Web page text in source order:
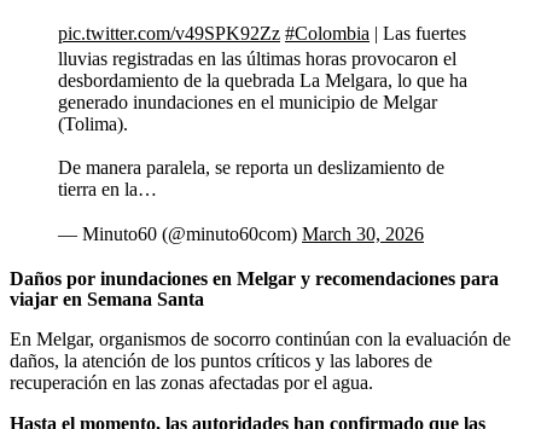
pic.twitter.com/v49SPK92Zz #Colombia | Las fuertes
lluvias registradas en las últimas horas provocaron el
desbordamiento de la quebrada La Melgara, lo que ha
generado inundaciones en el municipio de Melgar
(Tolima).
De manera paralela, se reporta un deslizamiento de
tierra en la…
— Minuto60 (@minuto60com) March 30, 2026
Daños por inundaciones en Melgar y recomendaciones para
viajar en Semana Santa
En Melgar, organismos de socorro continúan con la evaluación de
daños, la atención de los puntos críticos y las labores de
recuperación en las zonas afectadas por el agua.
Hasta el momento, las autoridades han confirmado que las